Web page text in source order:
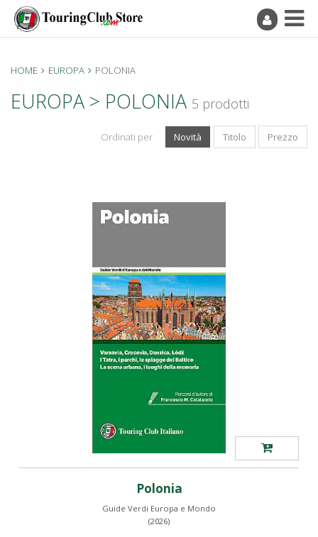
HOME EUROPA POLONIA
EUROPA > POLONIA 5 prodotti
Ordinati per Novità Titolo Prezzo
Polonia
Guide Verdi Europa e Mondo
(2026)